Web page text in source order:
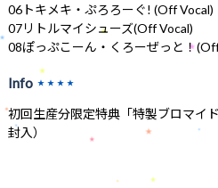
06トキメキ・ぷろろーぐ! (Off Vocal)
07リトルマイシューズ(Off Vocal)
08ぽっぷこーん・くろーぜっと！
Info ★★★★
初回生産分限定特典「特製ブロマイ
封入）